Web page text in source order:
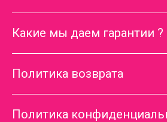
Какие мы даем гарантии ?
Политика возврата
Политика